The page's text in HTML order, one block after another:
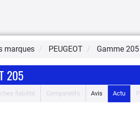
marques PEUGEOT Gamme 205
205
fiabilité Comparatifs Avis Actu